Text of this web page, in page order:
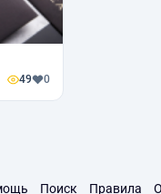
49 0
Поиск Правила